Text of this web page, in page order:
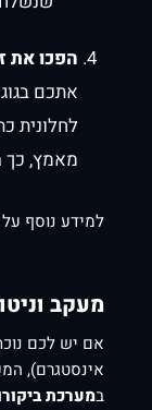
הפכו את
אתכם
לחלונית
מאמץ, כך
למידע נוסף
מעקב
אם יש לכם
אינסטגרם),
במערכת